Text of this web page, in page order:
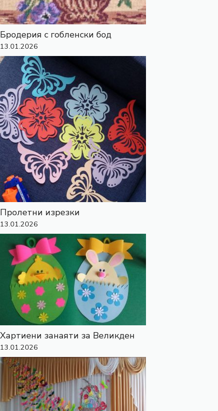
Бродерия с гобленски бод
13.01.2026
Пролетни изрезки
13.01.2026
Хартиени занаяти за Великден
13.01.2026